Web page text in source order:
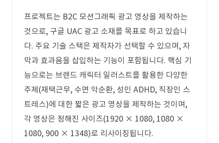
프로젝트는 B2C 모션그래픽 광고 영상을 제작하는
것으로, 구글 UAC 광고 소재를 목표로 하고 있습니
다. 주요 기술 스택은 제작자가 선택할 수 있으며, 자
막과 효과음을 삽입하는 기능이 포함됩니다. 핵심 기
능으로는 브랜드 캐릭터 일러스트를 활용한 다양한
주제(재택근무, 수면 악순환, 성인 ADHD, 직장인 스
트레스)에 대한 짧은 광고 영상을 제작하는 것이며,
각 영상은 정해진 사이즈(1920 × 1080, 1080 ×
1080, 900 × 1348)로 리사이징됩니다.